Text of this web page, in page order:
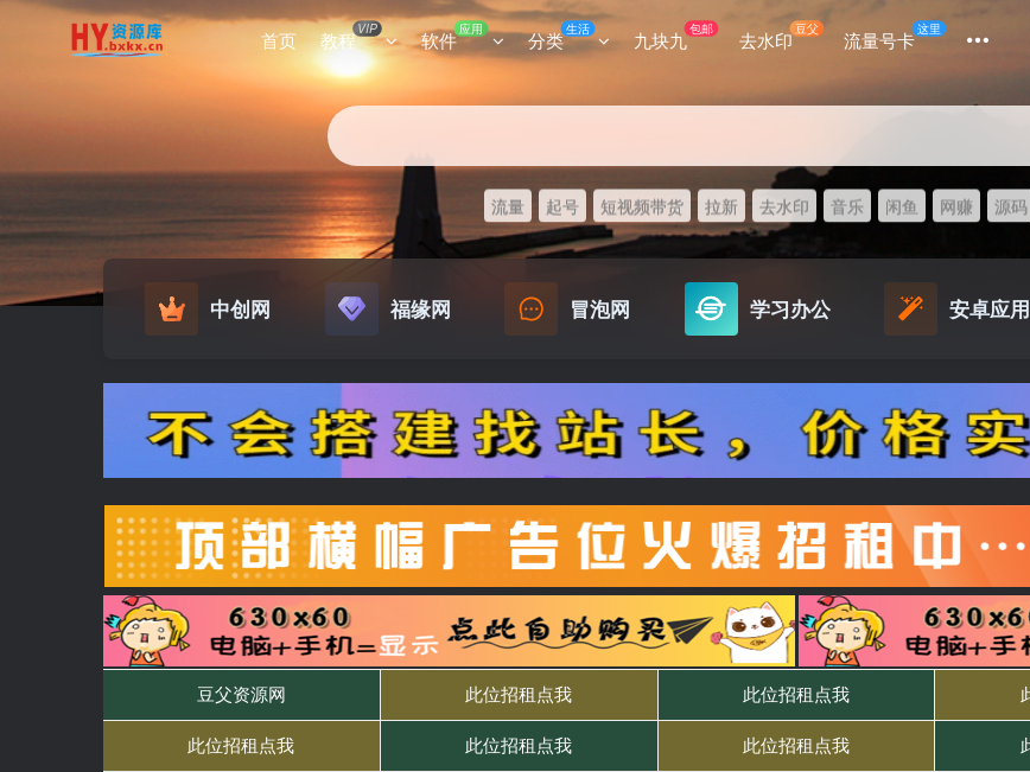
首页 教程VIP 软件 应用 分类生活 九块九包邮 去水印豆父 流量号卡这里
流量 起号 短视频带货 拉新 去水印 音乐 闲鱼 网赚 源码
中创网 福缘网 冒泡网 学习办公 安卓应用